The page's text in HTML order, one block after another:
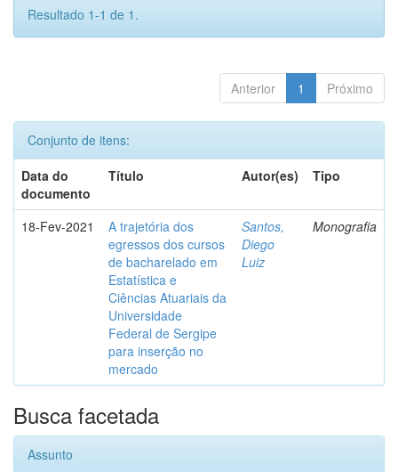
Resultado 1-1 de 1.
Anterior 1 Próximo
Conjunto de itens:
Data do
documento
Título Autor(es) Tipo
18-Fev-2021
A trajetória dos
egressos dos cursos
de bacharelado em
Estatística e
Ciências Atuariais da
Universidade
Federal de Sergipe
para inserção no
mercado
Santos,
Diego
Luiz
Monografia
Busca facetada
Assunto